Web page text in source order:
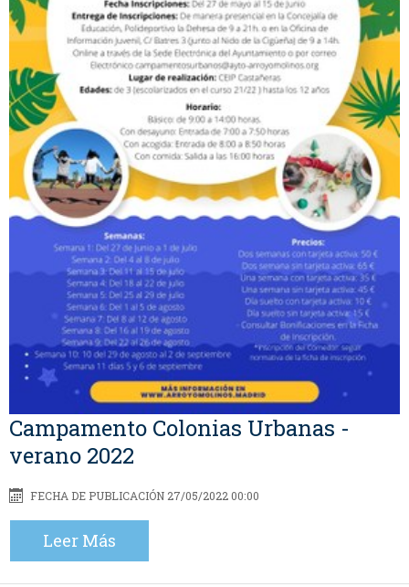
Campamento Colonias Urbanas -
verano 2022
FECHA DE PUBLICACIÓN 27/05/2022 00:00
Leer Más